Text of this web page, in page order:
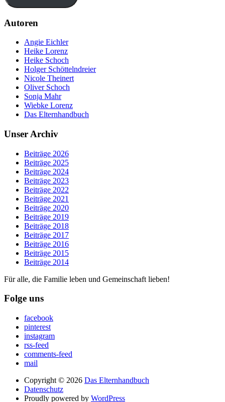
Autoren
Angie Eichler
Heike Lorenz
Heike Schoch
Holger Schöttelndreier
Nicole Theinert
Oliver Schoch
Sonja Mahr
Wiebke Lorenz
Das Elternhandbuch
Unser Archiv
Beiträge 2026
Beiträge 2025
Beiträge 2024
Beiträge 2023
Beiträge 2022
Beiträge 2021
Beiträge 2020
Beiträge 2019
Beiträge 2018
Beiträge 2017
Beiträge 2016
Beiträge 2015
Beiträge 2014
Für alle, die Familie leben und Gemeinschaft lieben!
Folge uns
facebook
pinterest
instagram
rss-feed
comments-feed
mail
Copyright © 2026 Das Elternhandbuch
Datenschutz
Proudly powered by WordPress